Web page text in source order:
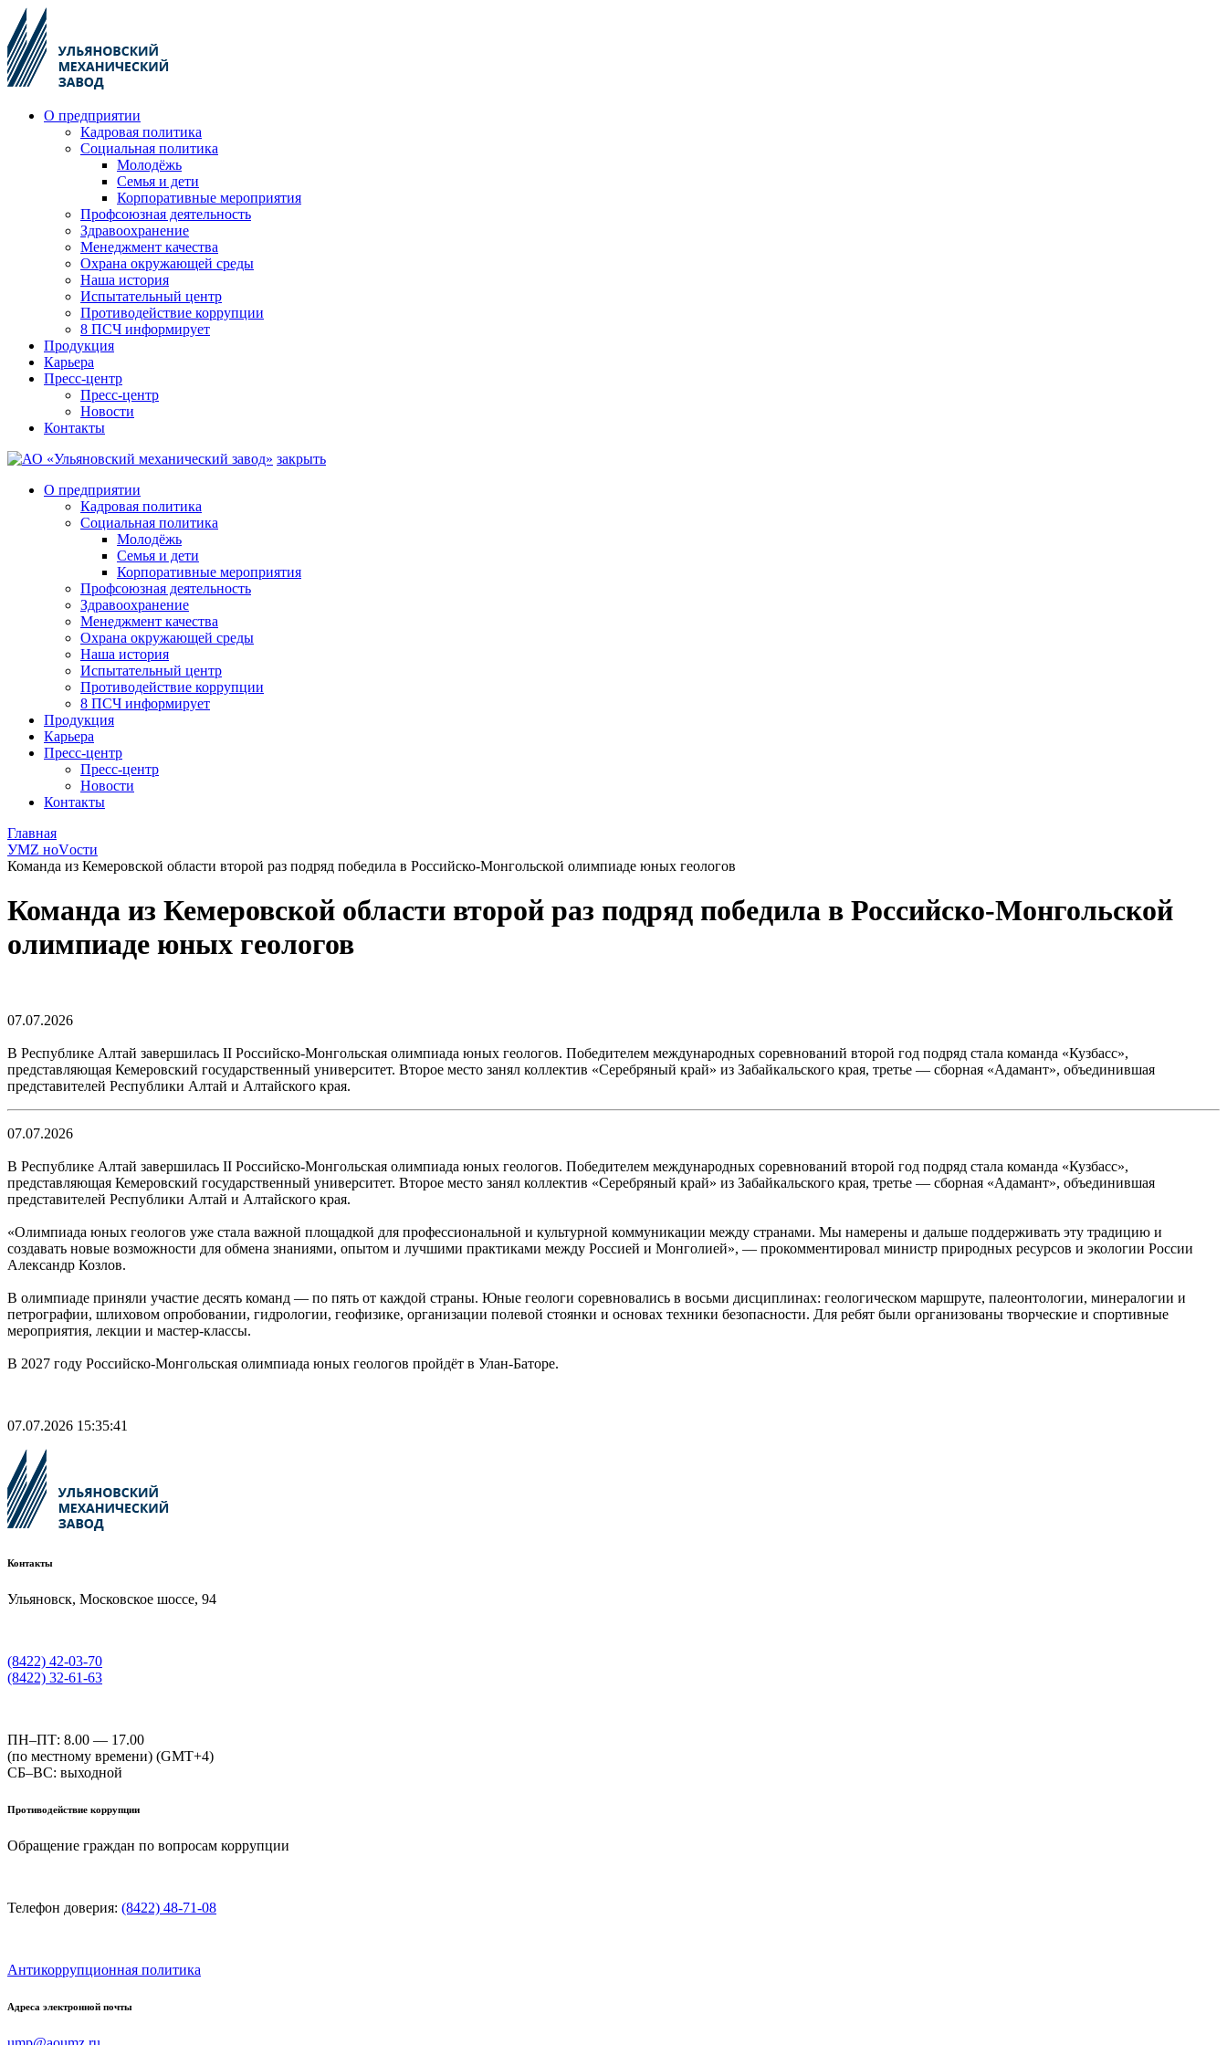
О предприятии
Кадровая политика
Социальная политика
Молодёжь
Семья и дети
Корпоративные мероприятия
Профсоюзная деятельность
Здравоохранение
Менеджмент качества
Охрана окружающей среды
Наша история
Испытательный центр
Противодействие коррупции
8 ПСЧ информирует
Продукция
Карьера
Пресс-центр
Пресс-центр
Новости
Контакты
закрыть
О предприятии
Кадровая политика
Социальная политика
Молодёжь
Семья и дети
Корпоративные мероприятия
Профсоюзная деятельность
Здравоохранение
Менеджмент качества
Охрана окружающей среды
Наша история
Испытательный центр
Противодействие коррупции
8 ПСЧ информирует
Продукция
Карьера
Пресс-центр
Пресс-центр
Новости
Контакты
Главная
УМZ ноVости
Команда из Кемеровской области второй раз подряд победила в Российско-Монгольской олимпиаде юных геологов
Команда из Кемеровской области второй раз подряд победила в Российско-Монгольской
олимпиаде юных геологов
07.07.2026
В Республике Алтай завершилась II Российско-Монгольская олимпиада юных геологов. Победителем международных соревнований второй год подряд стала команда «Кузбасс»,
представляющая Кемеровский государственный университет. Второе место занял коллектив «Серебряный край» из Забайкальского края, третье — сборная «Адамант», объединившая
представителей Республики Алтай и Алтайского края.
07.07.2026
В Республике Алтай завершилась II Российско-Монгольская олимпиада юных геологов. Победителем международных соревнований второй год подряд стала команда «Кузбасс»,
представляющая Кемеровский государственный университет. Второе место занял коллектив «Серебряный край» из Забайкальского края, третье — сборная «Адамант», объединившая
представителей Республики Алтай и Алтайского края.
«Олимпиада юных геологов уже стала важной площадкой для профессиональной и культурной коммуникации между странами. Мы намерены и дальше поддерживать эту традицию и
создавать новые возможности для обмена знаниями, опытом и лучшими практиками между Россией и Монголией», — прокомментировал министр природных ресурсов и экологии России
Александр Козлов.
В олимпиаде приняли участие десять команд — по пять от каждой страны. Юные геологи соревновались в восьми дисциплинах: геологическом маршруте, палеонтологии, минералогии и
петрографии, шлиховом опробовании, гидрологии, геофизике, организации полевой стоянки и основах техники безопасности. Для ребят были организованы творческие и спортивные
мероприятия, лекции и мастер-классы.
В 2027 году Российско-Монгольская олимпиада юных геологов пройдёт в Улан-Баторе.
07.07.2026 15:35:41
Контакты
Ульяновск, Московское шоссе, 94
(8422) 42-03-70
(8422) 32-61-63
ПН–ПТ: 8.00 — 17.00
(по местному времени) (GMT+4)
СБ–ВС: выходной
Противодействие коррупции
Обращение граждан по вопросам коррупции
Телефон доверия: (8422) 48-71-08
Антикоррупционная политика
Адреса электронной почты